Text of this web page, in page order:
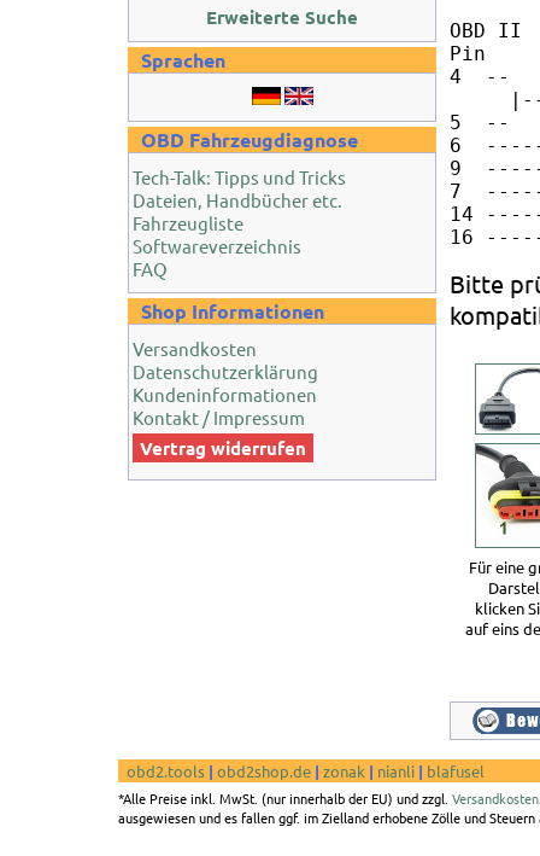
Erweiterte Suche
Sprachen
OBD Fahrzeugdiagnose
Tech-Talk: Tipps und Tricks
Dateien, Handbücher etc.
Fahrzeugliste
Softwareverzeichnis
FAQ
Shop Informationen
Versandkosten
Datenschutzerklärung
Kundeninformationen
Kontakt / Impressum
Vertrag widerrufen
OBD
Pin
4  --
5  --
6
9
7
14
Bitte
Für eine
klicken
auf eins
obd2.tools | obd2shop.de | zonak | nianli | blafusel
*Alle Preise inkl. MwSt. (nur innerhalb der EU) und zzgl. Versandkosten
ausgewiesen und es fallen ggf. im Zielland erhobene Zölle und